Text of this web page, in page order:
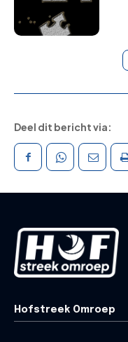
Deel dit bericht via:
Hofstreek Omroep